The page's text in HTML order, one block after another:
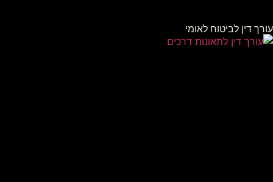
עורך דין לביטוח לאומי